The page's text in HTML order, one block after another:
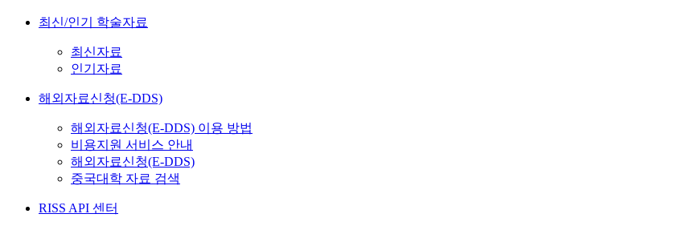
최신/인기 학술자료
최신자료
인기자료
해외자료신청(E-DDS)
해외자료신청(E-DDS) 이용 방법
비용지원 서비스 안내
해외자료신청(E-DDS)
중국대학 자료 검색
RISS API 센터